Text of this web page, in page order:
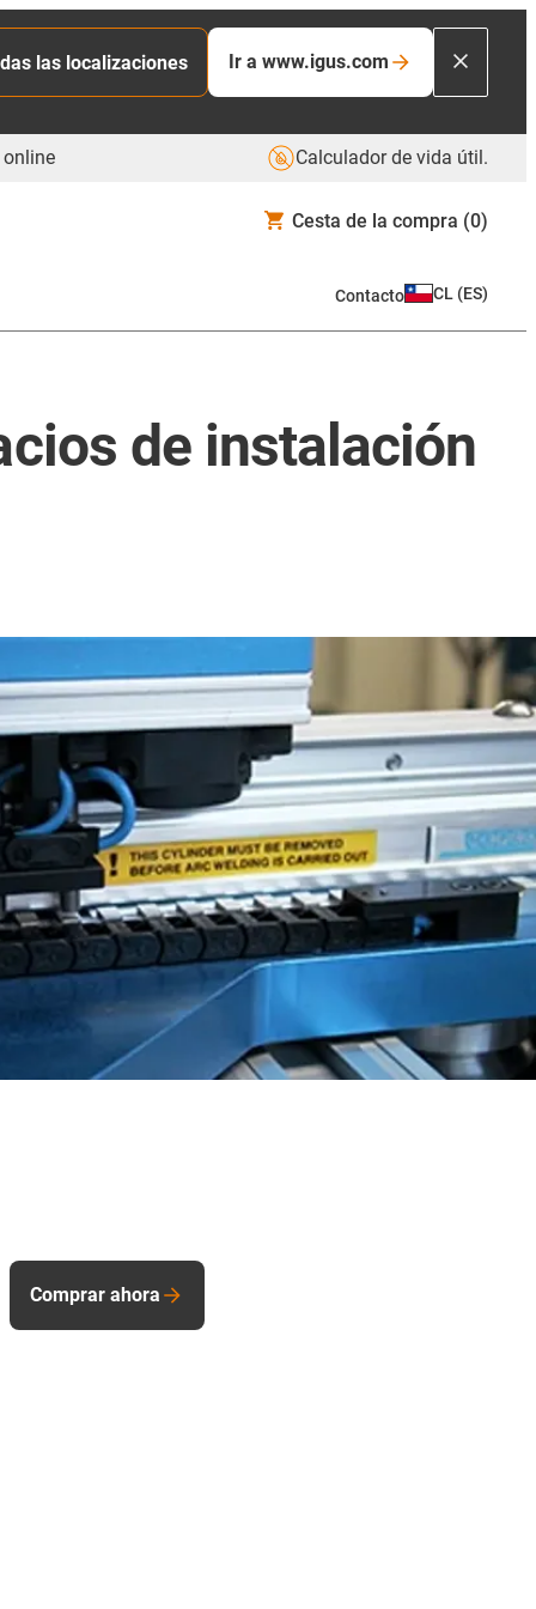
las localizaciones Ir a www.igus.com
online Calculador de vida útil.
Cesta de la compra (0)
Contacto CL (ES)
de instalación
Comprar ahora